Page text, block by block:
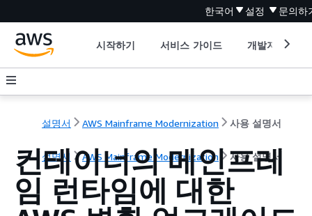
한국어 설정 문의하
시작하기 서비스 가이드 개발자 도구
설명서 AWS Mainframe Modernization 사용 설명서
설명서 AWS Mainframe Modernization 사용 설명서
컨테이너의 메인프레
임 런타임에 대한